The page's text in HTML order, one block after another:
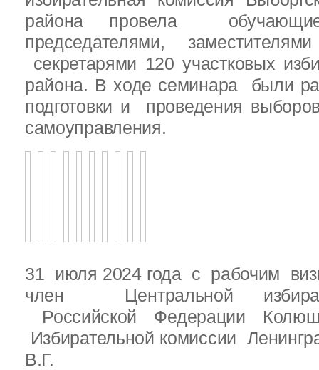
района провела
председателями,
секретарями 120 участковых
района. В ходе семинара были
подготовки и проведения
самоуправления.
31 июля 2024 года с рабочим
член Центральной
Российской Федерации
Избирательной комиссии
В.Г.